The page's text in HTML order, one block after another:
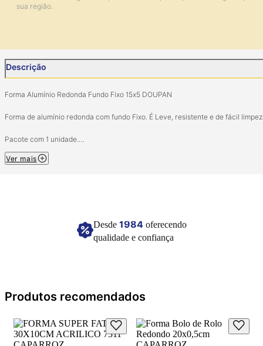
sua região.
Descrição
Forma Alumínio Redonda Fundo Fixo 15x5 DOUPAN
Forma de alumínio redonda com fundo Fixo. É Leve, resistente e de fácil
Pacote com 1 unidade.
Tamanho: 15cm x 5cm.
Material: Alumínio.
Ver mais
Desde 1984oferecendo
qualidade e confiança
Produtos recomendados